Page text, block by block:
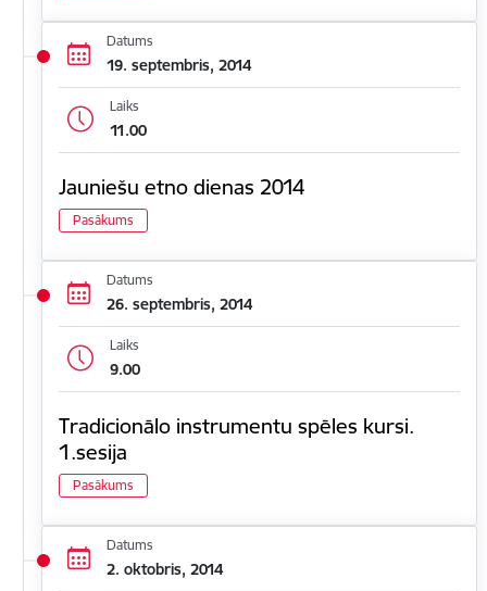
Datums
19. septembris, 2014
Laiks
11.00
Jauniešu etno dienas 2014
Pasākums
Datums
26. septembris, 2014
Laiks
9.00
Tradicionālo instrumentu spēles kursi.
1.sesija
Pasākums
Datums
2. oktobris, 2014